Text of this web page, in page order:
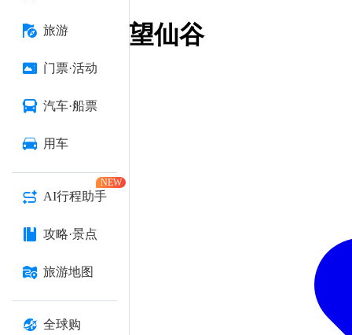
旅游
门票·活动
汽车·船票
用车
AI行程助手
NEW
攻略·景点
旅游地图
全球购
望仙谷